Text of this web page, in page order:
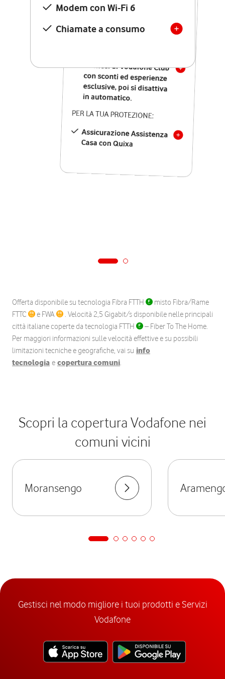
Modem con Wi-Fi 6
Chiamate a consumo
Chiamate illimitate verso
numeri fissi e mobili
nazionali
12 mesi di Vodafone Club
con sconti ed esperienze
esclusive, poi si disattiva
in automatico.
PER LA TUA PROTEZIONE:
Assicurazione Assistenza
Casa con Quixa
Offerta disponibile su tecnologia Fibra FTTH
misto Fibra/Rame
FTTC
e FWA
. Velocità 2,5 Gigabit/s disponibile nelle principali
città italiane coperte da tecnologia FTTH
– Fiber To The Home.
Per maggiori informazioni sulle velocità effettive e su possibili
limitazioni tecniche e geografiche, vai su info
tecnologia e copertura comuni.
Scopri la copertura Vodafone nei
comuni vicini
Moransengo
Gestisci nel modo migliore i tuoi prodotti e Servizi
Vodafone